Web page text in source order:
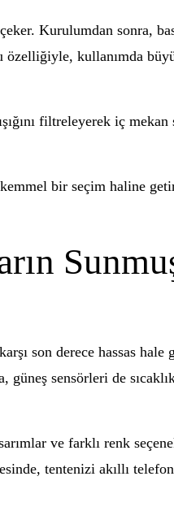
Kurulumdan sonra,
kullanımda
filtreleyerek iç mekan
bir seçim haline
son derece hassas
sensörleri de
ve farklı renk
tentenizi akıllı